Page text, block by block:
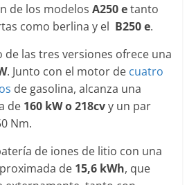
de los modelos A250 etanto
como berlina y el B250 e.
las tres versiones ofrece una
. Junto con el motor de cuatro
de gasolina, alcanza una
de 160 kW o 218cvy un par
Nm.
de iones de litio con una
de 15,6 kWh, que